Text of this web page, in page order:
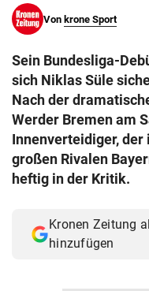
search
eingeben
© Krone Multimedia
Muthgasse 2, 1190 Wien
Von krone Sport
Sein Bundesliga-
sich Niklas Süle
Nach der
Werder Bremen am
Innenverteidiger,
großen Rivalen
heftig in der Kritik.
Kronen Zeitung
hinzufügen